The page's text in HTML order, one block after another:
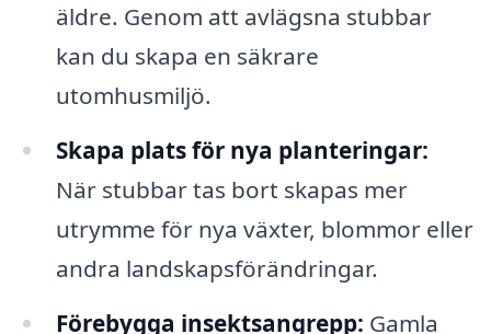
äldre. Genom att avlägsna stubbar
kan du skapa en säkrare
utomhusmiljö.
Skapa plats för nya planteringar:
När stubbar tas bort skapas mer
utrymme för nya växter, blommor eller
andra landskapsförändringar.
Förebygga insektsangrepp: Gamla